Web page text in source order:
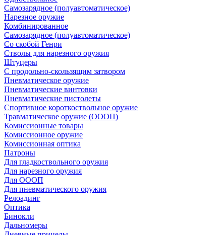
Самозарядное (полуавтоматическое)
Нарезное оружие
Комбинированное
Самозарядное (полуавтоматическое)
Со скобой Генри
Стволы для нарезного оружия
Штуцеры
С продольно-скользящим затвором
Пневматическое оружие
Пневматические винтовки
Пневматические пистолеты
Спортивное короткоствольное оружие
Травматическое оружие (ОООП)
Комиссионные товары
Комиссионное оружие
Комиссионная оптика
Патроны
Для гладкоствольного оружия
Для нарезного оружия
Для ОООП
Для пневматического оружия
Релоадинг
Оптика
Бинокли
Дальномеры